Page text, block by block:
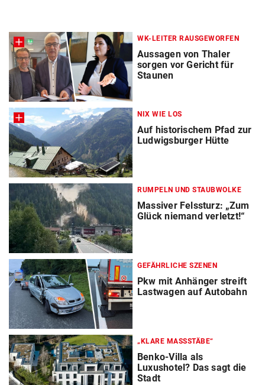
WK-LEITER RAUSGEWORFEN
Aussagen von Thaler
sorgen vor Gericht für
Staunen
NIX WIE LOS
Auf historischem Pfad zur
Ludwigsburger Hütte
RUMPELN UND STAUBWOLKE
Massiver Felssturz: „Zum
Glück niemand verletzt!“
GEFÄHRLICHE SZENEN
Pkw mit Anhänger streift
Lastwagen auf Autobahn
„KLARE MASSSTÄBE“
Benko-Villa als
Luxushotel? Das sagt die
Stadt